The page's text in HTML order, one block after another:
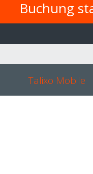
Talixo Mobile